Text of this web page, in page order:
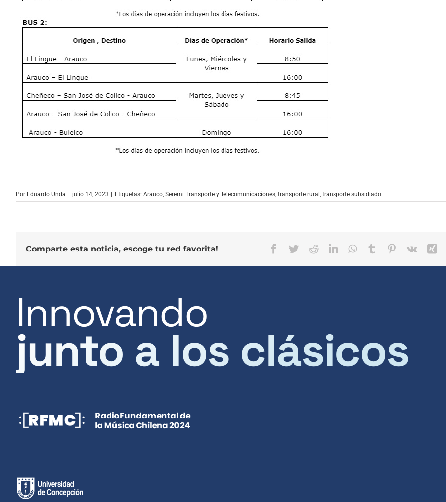
Por Eduardo Unda | julio 14, 2023 | Etiquetas: Arauco Seremi Transporte y Telecomunicaciones transporte rural transporte subsidiado
Comparte esta noticia, escoge tu red favorita! Facebook
TwitterRedditLinkedInWhatsApp
TumblrPinterest
Vk
Innovando
junto a los clásicos